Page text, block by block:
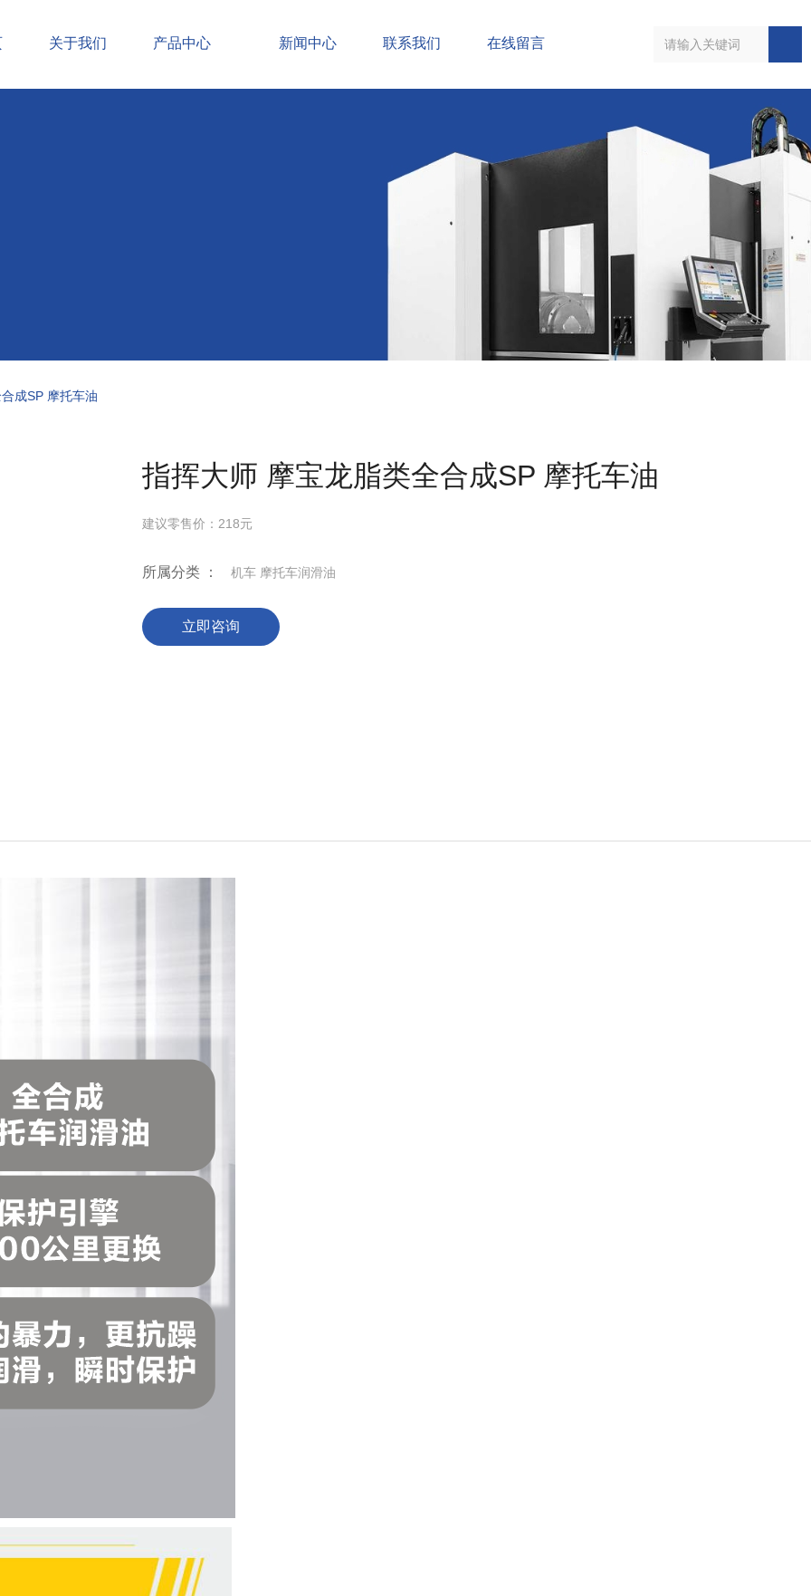
关于我们 产品中心 新闻中心 联系我们 在线留言
成SP 摩托车油
指挥大师 摩宝龙脂类全合成SP 摩托车油
建议零售价：218元
所属分类 ： 机车 摩托车润滑油
立即咨询